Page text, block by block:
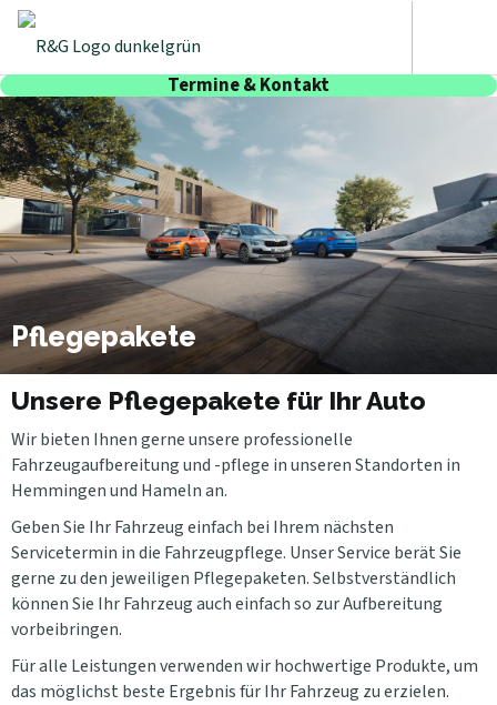
Termine & Kontakt
Pflegepakete
Unsere Pflegepakete für Ihr Auto
Wir bieten Ihnen gerne unsere professionelle
Fahrzeugaufbereitung und -pflege in unseren Standorten in
Hemmingen und Hameln an.
Geben Sie Ihr Fahrzeug einfach bei Ihrem nächsten
Servicetermin in die Fahrzeugpflege. Unser Service berät Sie
gerne zu den jeweiligen Pflegepaketen. Selbstverständlich
können Sie Ihr Fahrzeug auch einfach so zur Aufbereitung
vorbeibringen.
Für alle Leistungen verwenden wir hochwertige Produkte, um
das möglichst beste Ergebnis für Ihr Fahrzeug zu erzielen.